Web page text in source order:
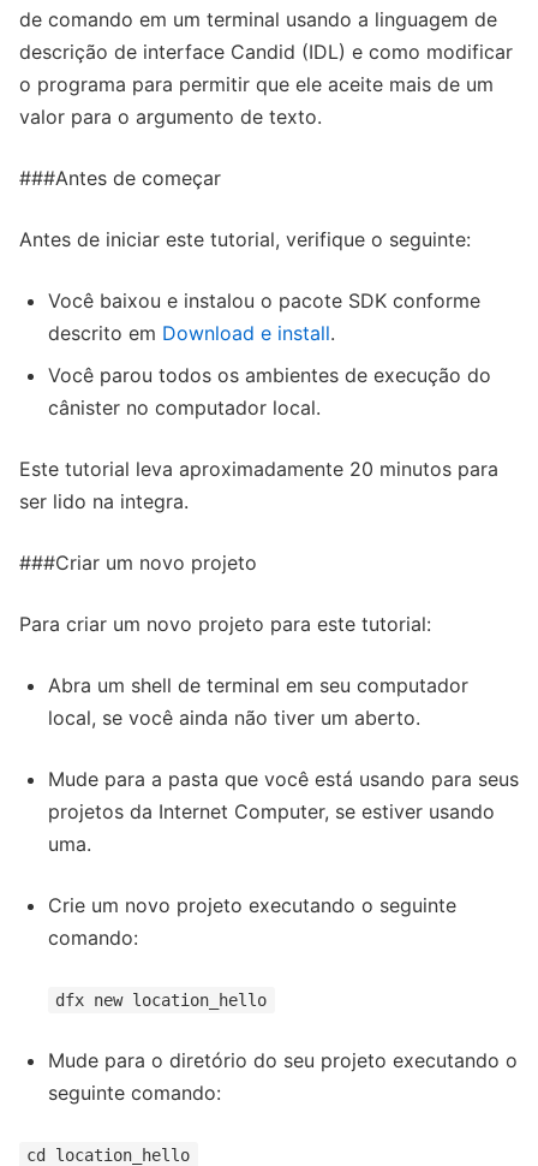
de comando em um terminal usando a linguagem de
descrição de interface Candid (IDL) e como modificar
o programa para permitir que ele aceite mais de um
valor para o argumento de texto.
###Antes de começar
Antes de iniciar este tutorial, verifique o seguinte:
Você baixou e instalou o pacote SDK conforme
descrito em Download e install.
Você parou todos os ambientes de execução do
cânister no computador local.
Este tutorial leva aproximadamente 20 minutos para
ser lido na integra.
###Criar um novo projeto
Para criar um novo projeto para este tutorial:
Abra um shell de terminal em seu computador
local, se você ainda não tiver um aberto.
Mude para a pasta que você está usando para seus
projetos da Internet Computer, se estiver usando
uma.
Crie um novo projeto executando o seguinte
comando:
dfx new location_hello
Mude para o diretório do seu projeto executando o
seguinte comando:
cd location_hello